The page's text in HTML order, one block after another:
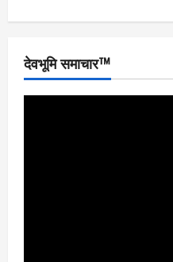
देवभूमि समाचार™